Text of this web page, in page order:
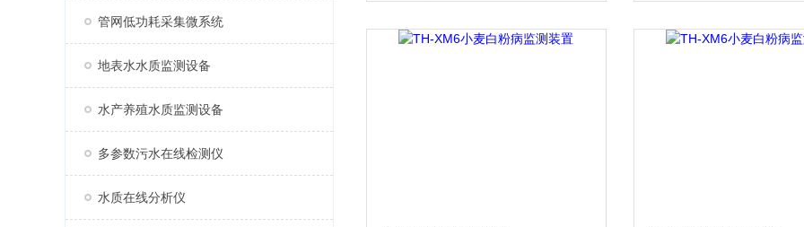
管网低功耗采集微系统
地表水水质监测设备
水产养殖水质监测设备
多参数污水在线检测仪
水质在线分析仪